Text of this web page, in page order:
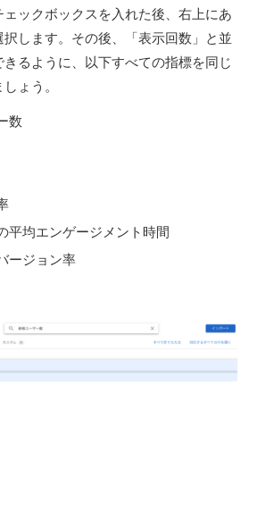
ェックボックスを入れた後、右上にあ
します。その後、「表示回数」と並
るように、以下すべての指標を同じ
ょう。
数
平均エンゲージメント時間
ージョン率